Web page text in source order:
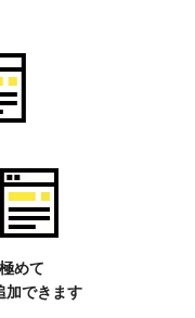
めて
加できます